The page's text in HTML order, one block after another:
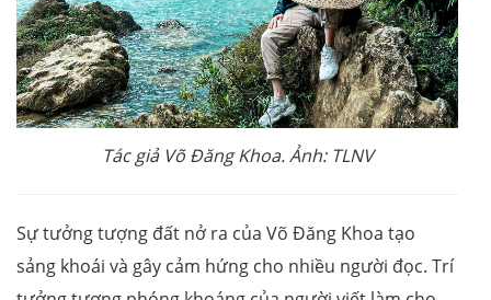
Tác giả Võ Đăng Khoa. Ảnh: TLNV
Sự tưởng tượng đất nở ra của Võ Đăng Khoa tạo
sảng khoái và gây cảm hứng cho nhiều người đọc. Trí